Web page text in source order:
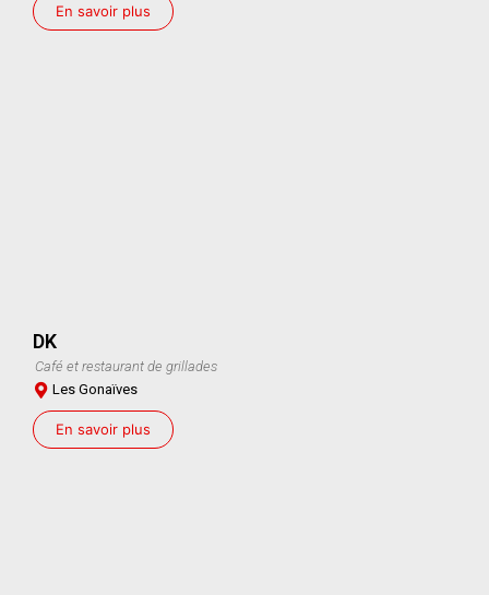
En savoir plus
DK
Café et restaurant de grillades
Les Gonaïves
En savoir plus